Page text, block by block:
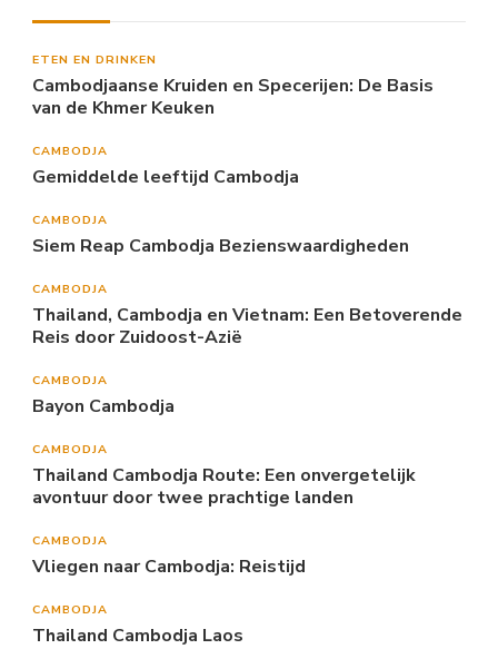
ETEN EN DRINKEN
Cambodjaanse Kruiden en Specerijen: De Basis
van de Khmer Keuken
CAMBODJA
Gemiddelde leeftijd Cambodja
CAMBODJA
Siem Reap Cambodja Bezienswaardigheden
CAMBODJA
Thailand, Cambodja en Vietnam: Een Betoverende
Reis door Zuidoost-Azië
CAMBODJA
Bayon Cambodja
CAMBODJA
Thailand Cambodja Route: Een onvergetelijk
avontuur door twee prachtige landen
CAMBODJA
Vliegen naar Cambodja: Reistijd
CAMBODJA
Thailand Cambodja Laos